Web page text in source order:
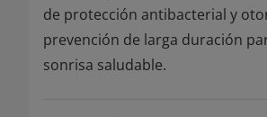
de protección antibacterial y
prevención de larga duración
sonrisa saludable.